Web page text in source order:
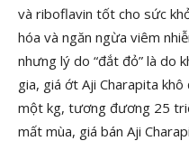
và riboflavin tốt cho sức
hóa và ngăn ngừa viêm
nhưng lý do “đắt đỏ” là do
gia, giá ớt Aji Charapita
một kg, tương đương 25
mất mùa, giá bán Aji